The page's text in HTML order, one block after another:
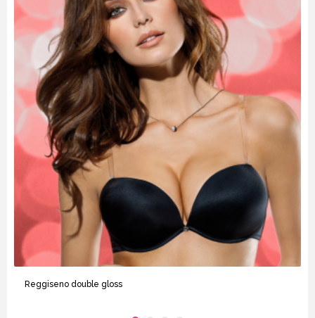
Reggiseno double gloss